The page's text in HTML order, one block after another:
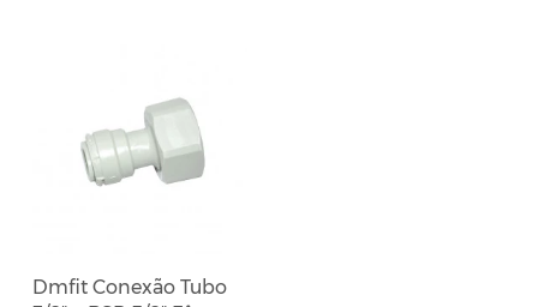
Dmfit Conexão Tubo